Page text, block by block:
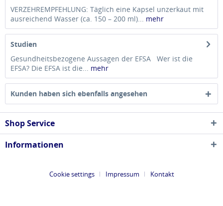
VERZEHREMPFEHLUNG: Täglich eine Kapsel unzerkaut mit
ausreichend Wasser (ca. 150 – 200 ml)... mehr
Studien
Gesundheitsbezogene Aussagen der EFSA Wer ist die
EFSA? Die EFSA ist die... mehr
Kunden haben sich ebenfalls angesehen
Shop Service
Informationen
Cookie settings Impressum Kontakt